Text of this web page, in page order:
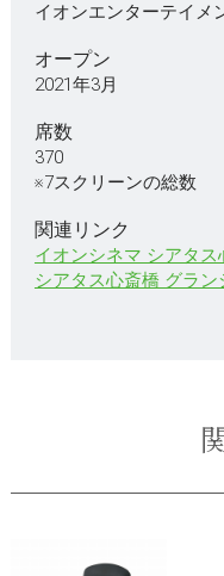
イオンエンターテイメ
オープン
2021年3月
席数
370
※7スクリーンの総数
関連リンク
イオンシネマ シアタス
シアタス心斎橋 グラ